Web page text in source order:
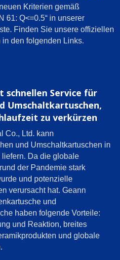
Kriterien gemäß
61: Q<=0.5“ in unserer
Finden Sie unsere offiziellen
den folgenden Links.
schnellen Service für
Umschaltkartuschen,
zu verkürzen
Co., Ltd. kann
und Umschaltkartuschen in
Da die globale
der Pandemie stark
und potenzielle
verursacht hat. Geann
und
haben folgende Vorteile:
und Reaktion, breites
und globale